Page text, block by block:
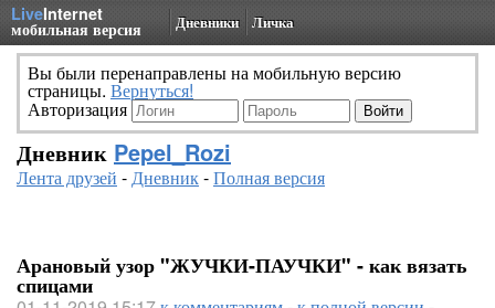
LiveInternet
мобильная версия Дневники Личка
Вы были перенаправлены на мобильную версию
страницы. Вернуться!
Авторизация
Дневник Pepel_Rozi
Лента друзей -Дневник-Полная версия
Арановый узор "ЖУЧКИ-ПАУЧКИ" - как вязать
спицами